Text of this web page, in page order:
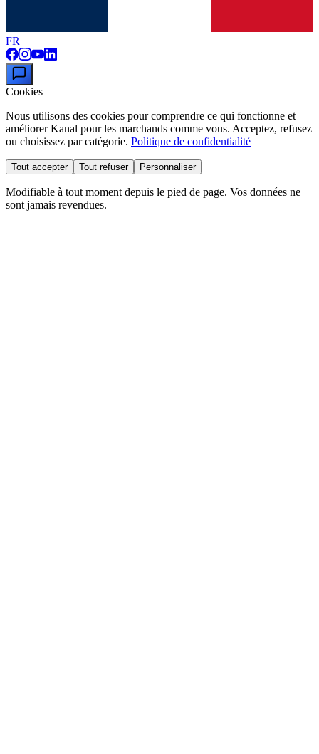
FR
Cookies
Nous utilisons des cookies pour comprendre ce qui fonctionne et
améliorer Kanal pour les marchands comme vous. Acceptez, refusez
ou choisissez par catégorie. Politique de confidentialité
Tout accepter Tout refuser Personnaliser
Modifiable à tout moment depuis le pied de page. Vos données ne
sont jamais revendues.